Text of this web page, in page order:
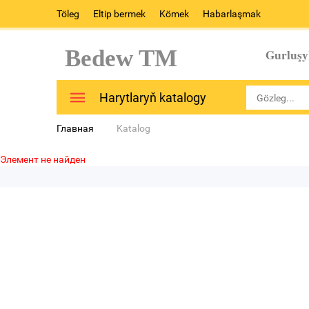
Töleg Eltip bermek Kömek Habarlaşmak
Bedew TM
Harytlaryň katalogy
Главная Katalog
Элемент не найден